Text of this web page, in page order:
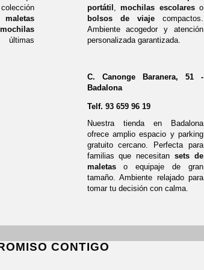
maletas
mochilas
portátil
,mochilas escolareso
bolsos de viajecompactos.
Ambiente acogedor y atención
personalizada garantizada.
C. Canonge Baranera, 51 -
Badalona
Telf. 93 659 96 19
Nuestra tienda en Badalona
ofrece amplio espacio y parking
gratuito cercano. Perfecta para
familias que necesitansets de
maletaso equipaje de gran
tamaño. Ambiente relajado para
tomar tu decisión con calma.
CONTIGO